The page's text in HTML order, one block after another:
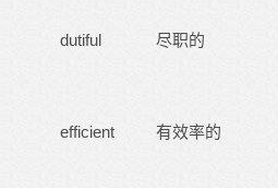
dutiful 尽职的
efficient 有效率的